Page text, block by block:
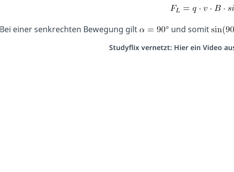
Bei einer senkrechten Bewegung gilt
° und somit
Studyflix vernetzt: Hier ein Video